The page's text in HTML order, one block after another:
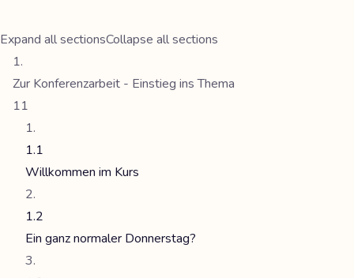
Expand all sectionsCollapse all sections
Zur Konferenzarbeit - Einstieg ins Thema
11
1.1
Willkommen im Kurs
1.2
Ein ganz normaler Donnerstag?